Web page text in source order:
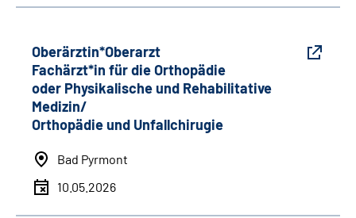
Oberärztin*Oberarzt
Fachärzt*in für die Orthopädie
oder Physikalische und Rehabilitative
Medizin/
Orthopädie und Unfallchirugie
Bad Pyrmont
10.05.2026